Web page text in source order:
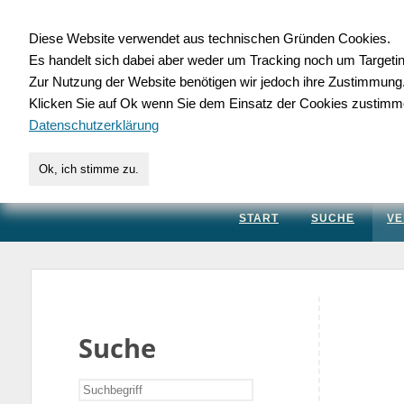
für Handwerk,
START SUCHE
Suche
Diese Website verwendet aus technischen Gründen Cookies.
Es handelt sich dabei aber weder um Tracking noch um
Zur Nutzung der Website benötigen wir jedoch ihre Zustimmung.
Klicken Sie auf Ok wenn Sie dem Einsatz der Cookies
Datenschutzerklärung
Ok, ich stimme zu.